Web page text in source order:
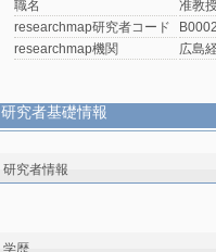
職名
准教
researchmap研究者コード
researchmap機関
広島
研究者基礎情報
研究者情報
学歴